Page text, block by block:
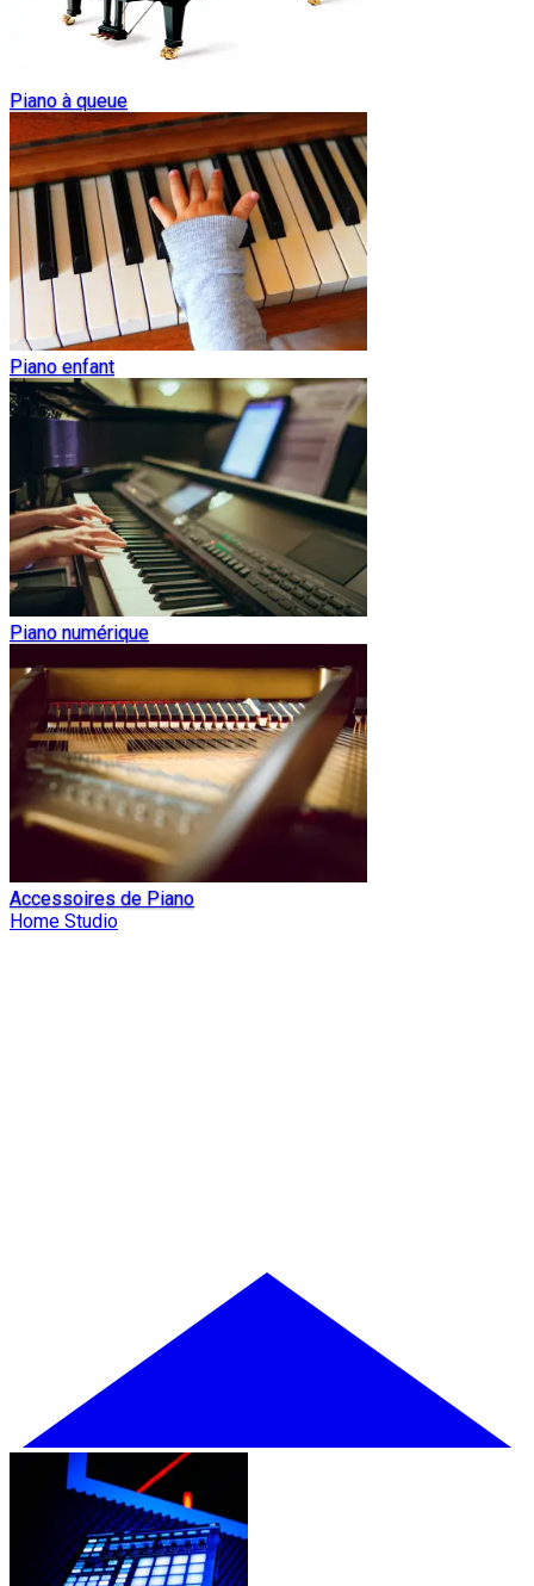
Piano à queue
Piano enfant
Piano numérique
Accessoires de Piano
Home Studio